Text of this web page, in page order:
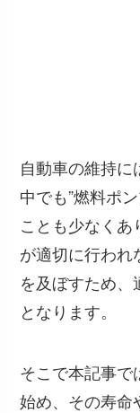
自動車の維持に
中でも”燃料ポ
ことも少なく
が適切に行わ
を及ぼすため
となります。
そこで本記事で
始め、その寿命